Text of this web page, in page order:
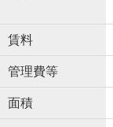
賃料
管理費等
面積